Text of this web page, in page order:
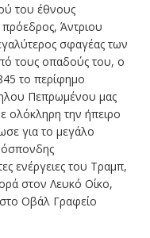
του έθνους
Άντριου
σφαγέας των
τους οπαδούς του, ο
το περίφημο
Πεπρωμένου μας
ολόκληρη την ήπειρο
για το μεγάλο
ενέργειες του Τραμπ,
στον Λευκό Οίκο,
Οβάλ Γραφείο